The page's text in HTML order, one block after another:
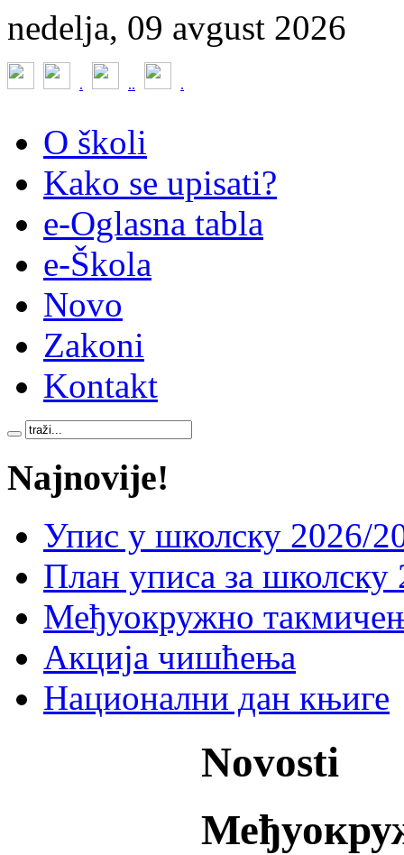
nedelja, 09 avgust 2026
. .. .
O školi
Kako se upisati?
e-Oglasna tabla
e-Škola
Novo
Zakoni
Kontakt
Najnovije!
Упис у школску 2026/
План уписа за школску
Међуокружно
Акција чишћења
Национални дан књиге
Novosti